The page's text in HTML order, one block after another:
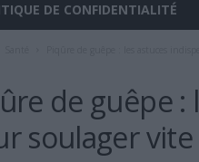
DE CONFIDENTIALITÉ
de guêpe :
soulager vite